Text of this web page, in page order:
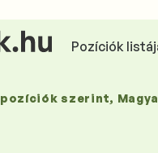
Pozíciók
pozíciók szerint,